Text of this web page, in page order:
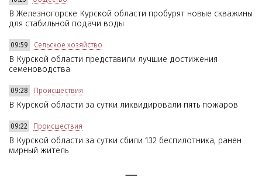
В Железногорске Курской области пробурят новые скважины
для стабильной подачи воды
09:59 Сельское хозяйство
В Курской области представили лучшие достижения
семеноводства
09:28 Происшествия
В Курской области за сутки ликвидировали пять пожаров
09:22 Происшествия
В Курской области за сутки сбили 132 беспилотника, ранен
мирный житель